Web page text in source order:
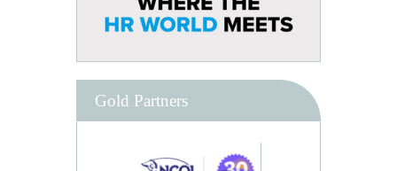
Gold Partners